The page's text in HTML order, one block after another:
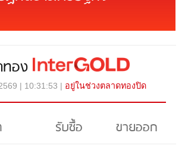
ทอง
| 10:31:53 | อยู่ในช่วงตลาดทองปิด
รับซื้อ
ขายออก